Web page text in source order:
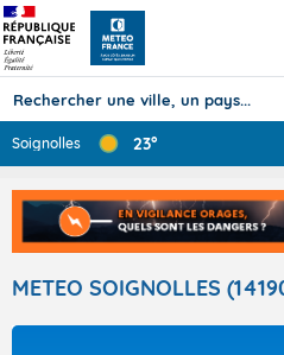
TOUS LES
Soignolles 23°
METEO SOIGNOLLES